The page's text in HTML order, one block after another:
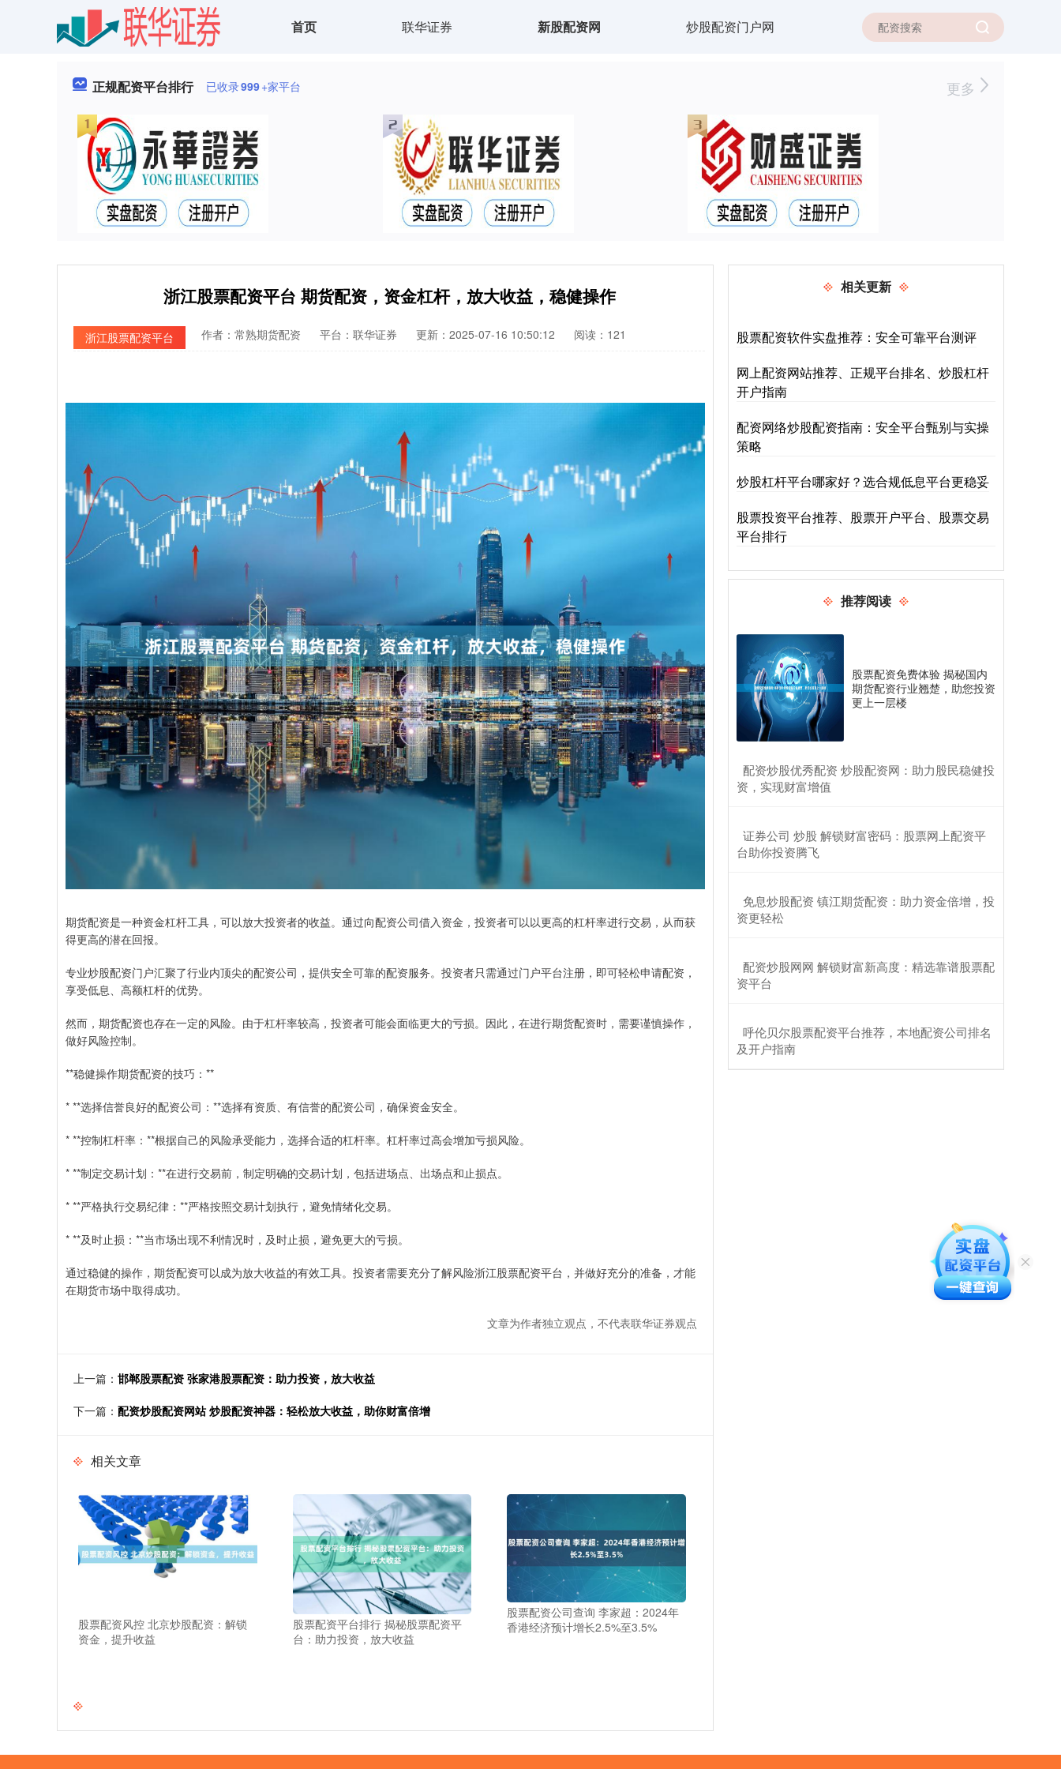
首页 联华证券 新股配资网 炒股配资门户网
正规配资平台排行 已收录999+家平台 更多
浙江股票配资平台 期货配资，资金杠杆，放大收益，稳健操作
浙江股票配资平台 作者：常熟期货配资 平台：联华证券 更新：2025-07-16 10:50:12 阅读：121
期货配资是一种资金杠杆工具，可以放大投资者的收益。通过向配资公司借入资金，投资者可以以更高的杠杆率进行交易，从而获
得更高的潜在回报。
专业炒股配资门户汇聚了行业内顶尖的配资公司，提供安全可靠的配资服务。投资者只需通过门户平台注册，即可轻松申请配资，
享受低息、高额杠杆的优势。
然而，期货配资也存在一定的风险。由于杠杆率较高，投资者可能会面临更大的亏损。因此，在进行期货配资时，需要谨慎操作，
做好风险控制。
**稳健操作期货配资的技巧：**
* **选择信誉良好的配资公司：**选择有资质、有信誉的配资公司，确保资金安全。
* **控制杠杆率：**根据自己的风险承受能力，选择合适的杠杆率。杠杆率过高会增加亏损风险。
* **制定交易计划：**在进行交易前，制定明确的交易计划，包括进场点、出场点和止损点。
* **严格执行交易纪律：**严格按照交易计划执行，避免情绪化交易。
* **及时止损：**当市场出现不利情况时，及时止损，避免更大的亏损。
通过稳健的操作，期货配资可以成为放大收益的有效工具。投资者需要充分了解风险浙江股票配资平台，并做好充分的准备，才能
在期货市场中取得成功。
文章为作者独立观点，不代表联华证券观点
上一篇： 邯郸股票配资 张家港股票配资：助力投资，放大收益
下一篇： 配资炒股配资网站 炒股配资神器：轻松放大收益，助你财富倍增
相关文章
股票配资风控 北京炒股配资：解锁
资金，提升收益
股票配资平台排行 揭秘股票配资平
台：助力投资，放大收益
股票配资公司查询 李家超：2024年
香港经济预计增长2.5%至3.5%
相关更新
股票配资软件实盘推荐：安全可靠平台测评
网上配资网站推荐、正规平台排名、炒股杠杆
开户指南
配资网络炒股配资指南：安全平台甄别与实操
策略
炒股杠杆平台哪家好？选合规低息平台更稳妥
股票投资平台推荐、股票开户平台、股票交易
平台排行
推荐阅读
股票配资免费体验 揭秘国内
期货配资行业翘楚，助您投资
更上一层楼
​配资炒股优秀配资 炒股配资网：助力股民稳健投
资，实现财富增值
​证券公司 炒股 解锁财富密码：股票网上配资平
台助你投资腾飞
​免息炒股配资 镇江期货配资：助力资金倍增，投
资更轻松
​配资炒股网网 解锁财富新高度：精选靠谱股票配
资平台
​呼伦贝尔股票配资平台推荐，本地配资公司排名
及开户指南